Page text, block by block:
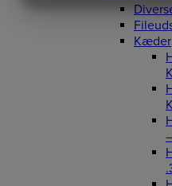
Kæder
MARKETING